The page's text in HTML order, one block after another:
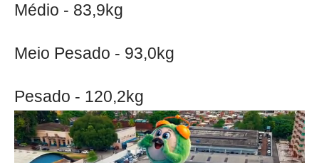
Médio - 83,9kg
Meio Pesado - 93,0kg
Pesado - 120,2kg